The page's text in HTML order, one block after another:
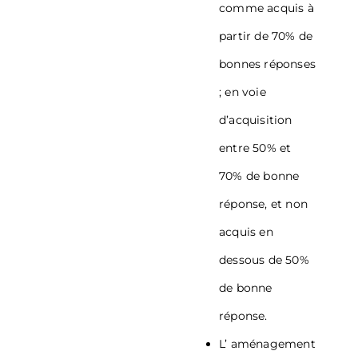
comme acquis à
partir de 70% de
bonnes réponses
; en voie
d’acquisition
entre 50% et
70% de bonne
réponse, et non
acquis en
dessous de 50%
de bonne
réponse.
L’ aménagement